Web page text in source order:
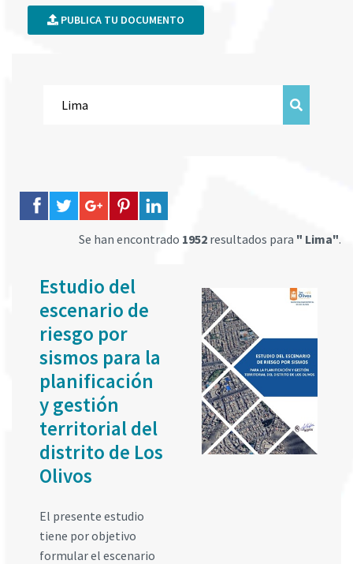
PUBLICA TU DOCUMENTO
Se han encontrado 1952 resultados para " Lima".
Estudio del
escenario de
riesgo por
sismos para la
planificación
y gestión
territorial del
distrito de Los
Olivos
El presente estudio
tiene por objetivo
formular el escenario